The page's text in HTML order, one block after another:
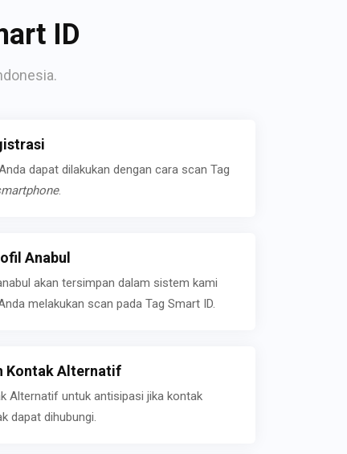
ID
dapat dilakukan dengan cara scan Tag
.
Anabul
akan tersimpan dalam sistem kami
melakukan scan pada Tag Smart ID.
Kontak Alternatif
Alternatif untuk antisipasi jika kontak
dapat dihubungi.